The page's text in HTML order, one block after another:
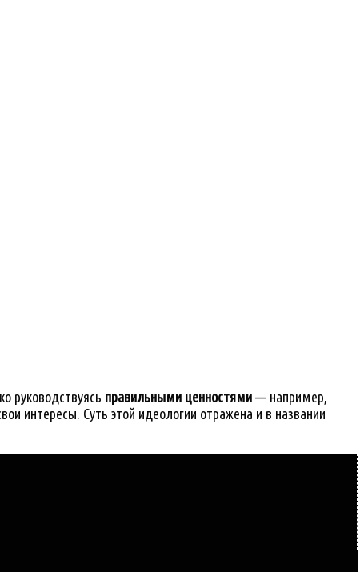
руководствуясь правильными ценностями — например,
интересы. Суть этой идеологии отражена и в названии